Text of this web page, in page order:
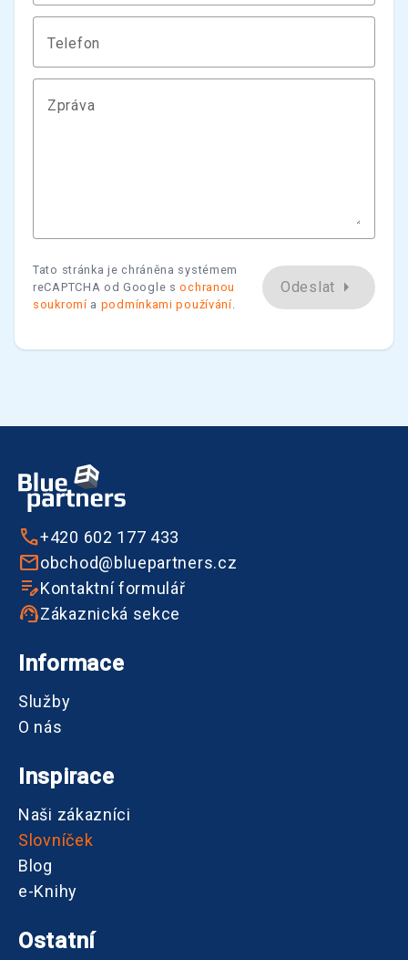
Telefon
Zpráva
Tato stránka je chráněna systémem
reCAPTCHA od Google sochranou
soukromí a podmínkami používání.
Odeslat arrow_right
+420 602 177 433
obchod@bluepartners.cz
Kontaktní formulář
Zákaznická sekce
Informace
Služby
O nás
Inspirace
Naši zákazníci
Slovníček
Blog
e-Knihy
Ostatní